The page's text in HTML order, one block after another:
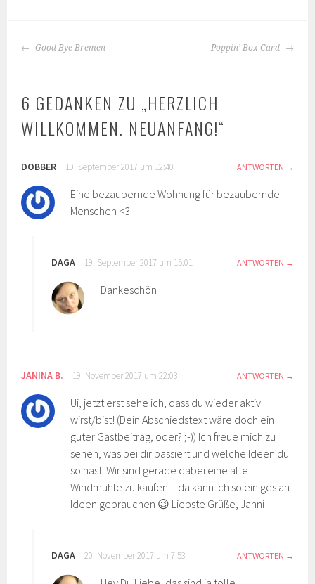
BEITRAGS-
Good Bye Bremen Poppin’ Box Card
6 GEDANKEN ZU „HERZLICH
WILLKOMMEN. NEUANFANG!“
DOBBER 19. September 2017 um 12:40 ANTWORTEN
Eine bezaubernde Wohnung für bezaubernde
Menschen <3
DAGA 19. September 2017 um 15:01 ANTWORTEN
Dankeschön
JANINA B. 19. November 2017 um 22:03 ANTWORTEN
Ui, jetzt erst sehe ich, dass du wieder aktiv
wirst/bist! (Dein Abschiedstext wäre doch ein
guter Gastbeitrag, oder? ;-)) Ich freue mich zu
sehen, was bei dir passiert und welche Ideen du
so hast. Wir sind gerade dabei eine alte
Windmühle zu kaufen – da kann ich so einiges an
Ideen gebrauchen 😉 Liebste Grüße, Janni
DAGA 20. November 2017 um 7:53 ANTWORTEN